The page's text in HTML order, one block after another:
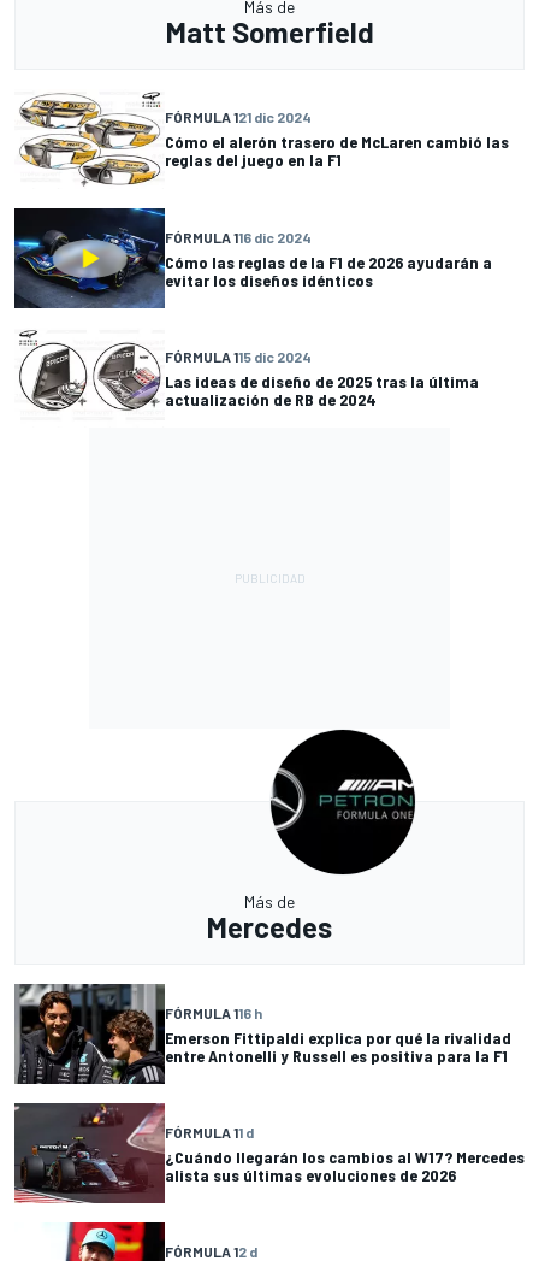
Más de
Matt Somerfield
FÓRMULA 121 dic 2024
Cómo el alerón trasero de McLaren cambió las
reglas del juego en la F1
FÓRMULA 116 dic 2024
Cómo las reglas de la F1 de 2026 ayudarán a
evitar los diseños idénticos
FÓRMULA 115 dic 2024
Las ideas de diseño de 2025 tras la última
actualización de RB de 2024
Más de
Mercedes
FÓRMULA 116 h
Emerson Fittipaldi explica por qué la rivalidad
entre Antonelli y Russell es positiva para la F1
FÓRMULA 11 d
¿Cuándo llegarán los cambios al W17? Mercedes
alista sus últimas evoluciones de 2026
FÓRMULA 12 d